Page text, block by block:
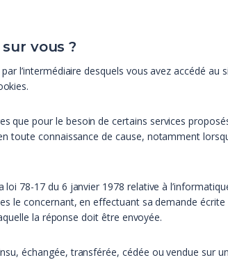
vous ?
l’intermédiaire desquels vous avez accédé
que pour le besoin de certains services
toute connaissance de cause, notamment
78-17 du 6 janvier 1978 relative à
le concernant, en effectuant sa demande
la réponse doit être envoyée.
échangée, transférée, cédée ou vendue sur